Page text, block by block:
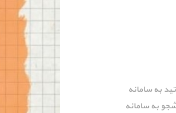
به سامانه
به سامانه